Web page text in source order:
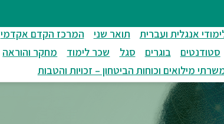
אנגלית ועברית תואר שני
המרכז הקדם אקדמי
סטודנטים בוגרים סגל שכר לימוד
מחקר והוראה
מילואים וכוחות הביטחון – זכויות והטבות